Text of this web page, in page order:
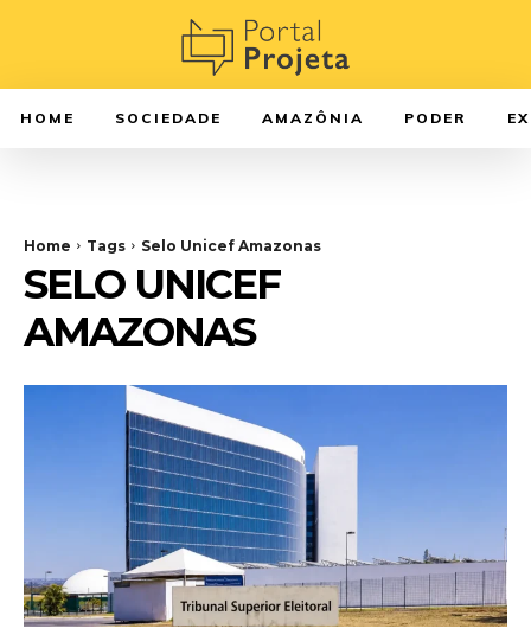
HOME SOCIEDADE AMAZÔNIA PODER
Home Tags Selo Unicef Amazonas
SELO UNICEF
AMAZONAS